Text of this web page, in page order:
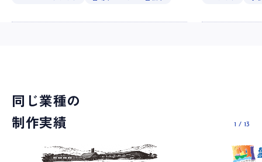
同じ業種の
制作実績
1 / 13